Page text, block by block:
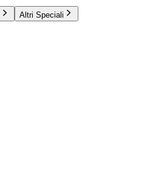
Altri Speciali